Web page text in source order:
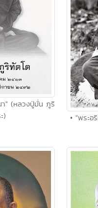
า" (หลวงปู่มั่น ภูริ
)
• "พระ